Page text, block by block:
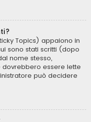
Topics) appaiono in
sono stati scritti (dopo
nome stesso,
essere lette
può decidere